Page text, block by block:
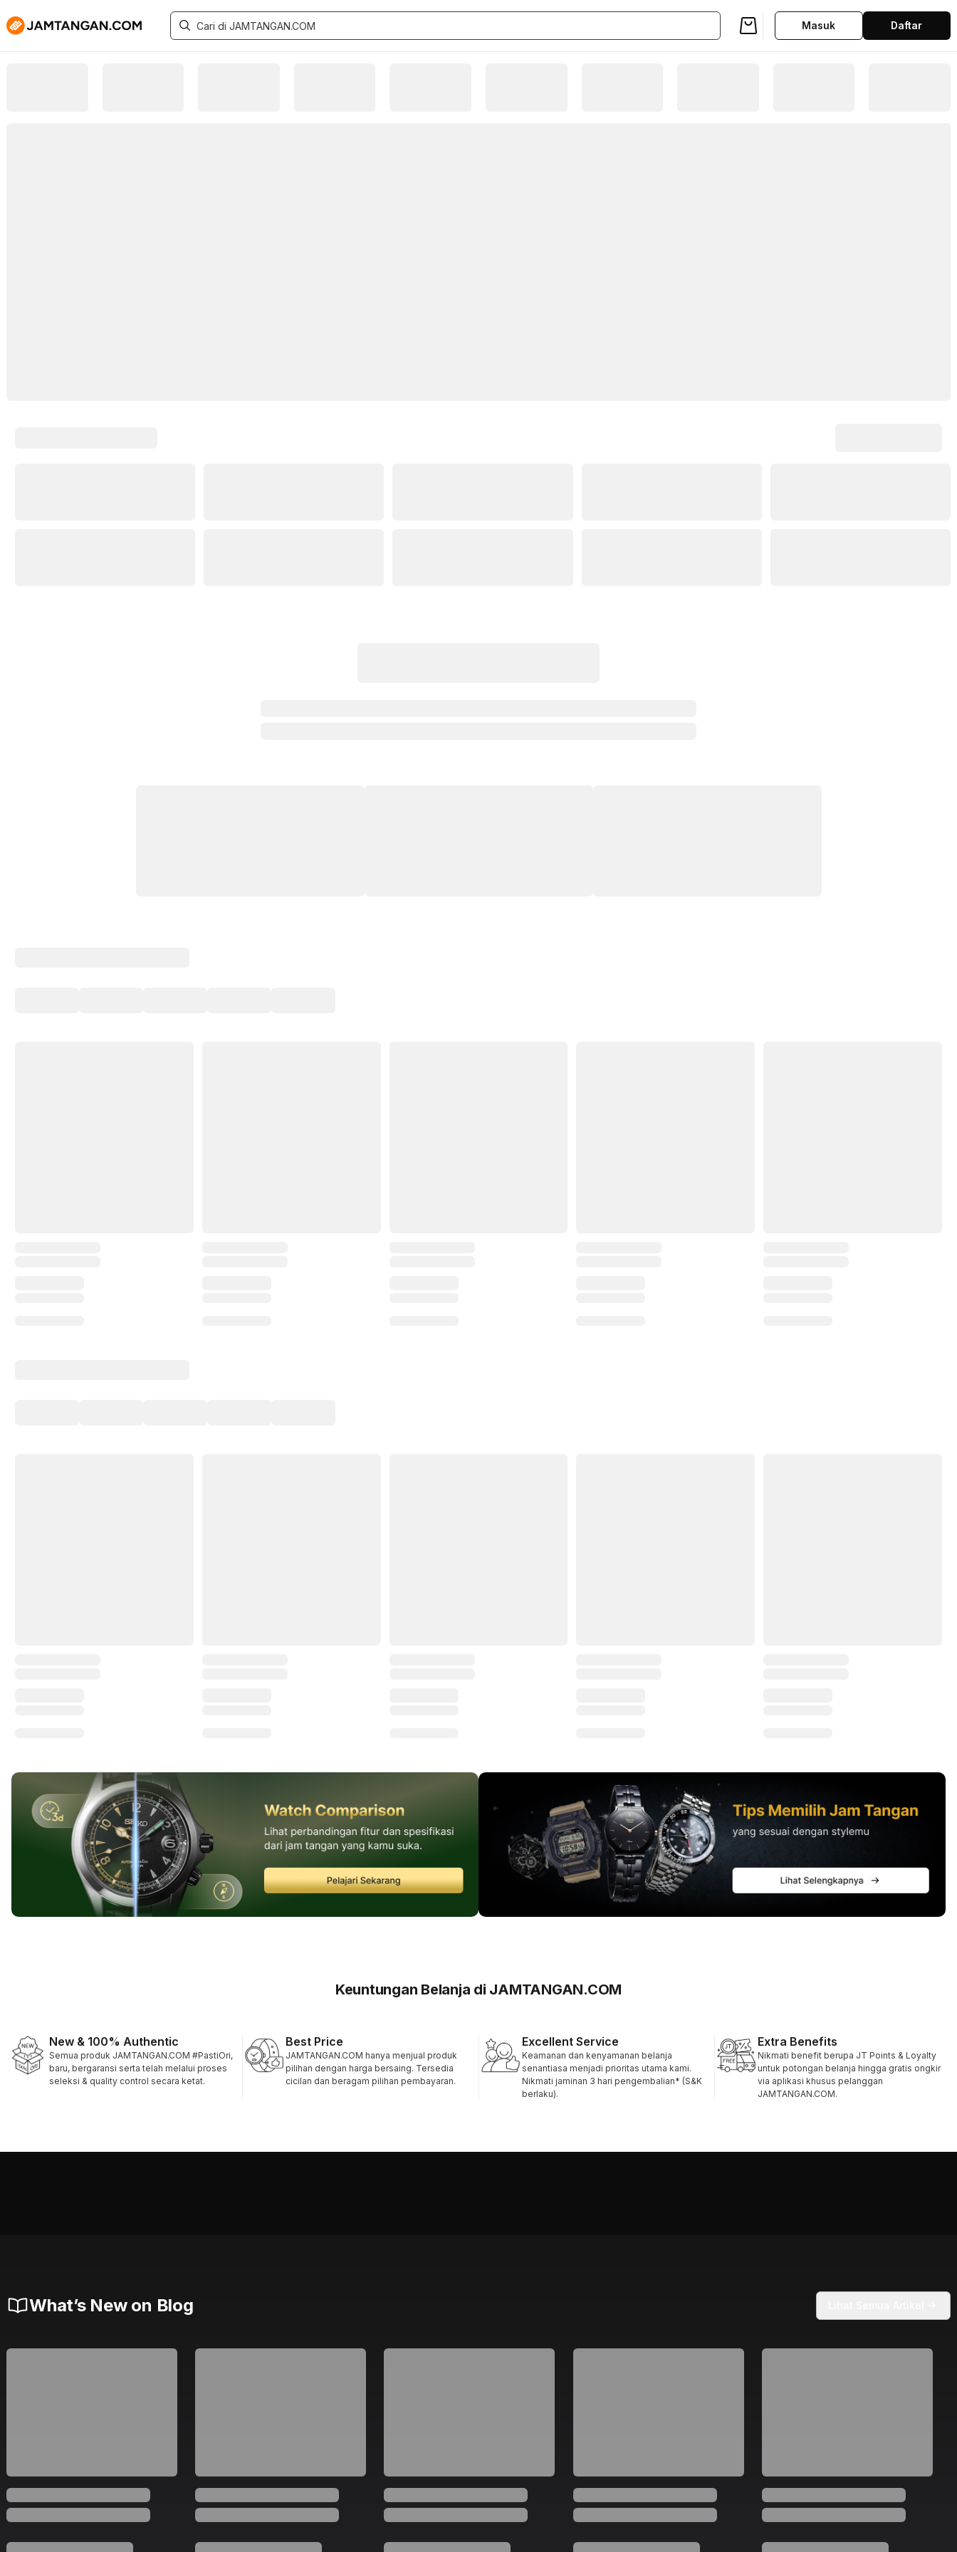
Masuk Daftar
Keuntungan Belanja di JAMTANGAN.COM
New & 100% Authentic
Semua produk JAMTANGAN.COM #PastiOri,
baru, bergaransi serta telah melalui proses
seleksi & quality control secara ketat.
Best Price
JAMTANGAN.COM hanya menjual produk
pilihan dengan harga bersaing. Tersedia
cicilan dan beragam pilihan pembayaran.
Excellent Service
Keamanan dan kenyamanan belanja
senantiasa menjadi prioritas utama kami.
Nikmati jaminan 3 hari pengembalian* (S&K
berlaku).
Extra Benefits
Nikmati benefit berupa JT Points & Loyalty
untuk potongan belanja hingga gratis ongkir
via aplikasi khusus pelanggan
JAMTANGAN.COM.
What’s New on Blog